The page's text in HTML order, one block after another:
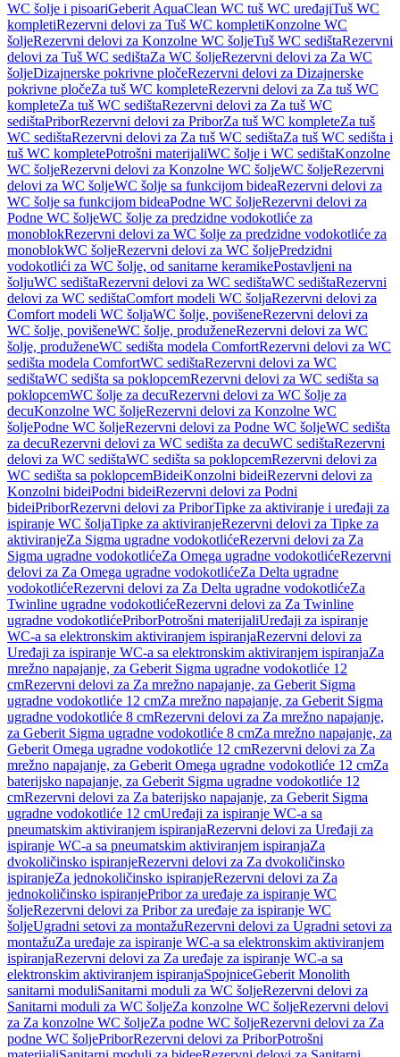
WC šolje i pisoariGeberit AquaClean WC tuš WC uređajiTuš WC
kompletiRezervni delovi za Tuš WC kompletiKonzolne WC
šoljeRezervni delovi za Konzolne WC šoljeTuš WC sedištaRezervni
delovi za Tuš WC sedištaZa WC šoljeRezervni delovi za Za WC
šoljeDizajnerske pokrivne pločeRezervni delovi za Dizajnerske
pokrivne pločeZa tuš WC kompleteRezervni delovi za Za tuš WC
kompleteZa tuš WC sedištaRezervni delovi za Za tuš WC
sedištaPriborRezervni delovi za PriborZa tuš WC kompleteZa tuš
WC sedištaRezervni delovi za Za tuš WC sedištaZa tuš WC sedišta i
tuš WC kompletePotrošni materijaliWC šolje i WC sedištaKonzolne
WC šoljeRezervni delovi za Konzolne WC šoljeWC šoljeRezervni
delovi za WC šoljeWC šolje sa funkcijom bideaRezervni delovi za
WC šolje sa funkcijom bideaPodne WC šoljeRezervni delovi za
Podne WC šoljeWC šolje za predzidne vodokotliće za
monoblokRezervni delovi za WC šolje za predzidne vodokotliće za
monoblokWC šoljeRezervni delovi za WC šoljePredzidni
vodokotlići za WC šolje, od sanitarne keramikePostavljeni na
šoljuWC sedištaRezervni delovi za WC sedištaWC sedištaRezervni
delovi za WC sedištaComfort modeli WC šoljaRezervni delovi za
Comfort modeli WC šoljaWC šolje, povišeneRezervni delovi za
WC šolje, povišeneWC šolje, produženeRezervni delovi za WC
šolje, produženeWC sedišta modela ComfortRezervni delovi za WC
sedišta modela ComfortWC sedištaRezervni delovi za WC
sedištaWC sedišta sa poklopcemRezervni delovi za WC sedišta sa
poklopcemWC šolje za decuRezervni delovi za WC šolje za
decuKonzolne WC šoljeRezervni delovi za Konzolne WC
šoljePodne WC šoljeRezervni delovi za Podne WC šoljeWC sedišta
za decuRezervni delovi za WC sedišta za decuWC sedištaRezervni
delovi za WC sedištaWC sedišta sa poklopcemRezervni delovi za
WC sedišta sa poklopcemBideiKonzolni bideiRezervni delovi za
Konzolni bideiPodni bideiRezervni delovi za Podni
bideiPriborRezervni delovi za PriborTipke za aktiviranje i uređaji za
ispiranje WC šoljaTipke za aktiviranjeRezervni delovi za Tipke za
aktiviranjeZa Sigma ugradne vodokotlićeRezervni delovi za Za
Sigma ugradne vodokotlićeZa Omega ugradne vodokotlićeRezervni
delovi za Za Omega ugradne vodokotlićeZa Delta ugradne
vodokotlićeRezervni delovi za Za Delta ugradne vodokotlićeZa
Twinline ugradne vodokotlićeRezervni delovi za Za Twinline
ugradne vodokotlićePriborPotrošni materijaliUređaji za ispiranje
WC-a sa elektronskim aktiviranjem ispiranjaRezervni delovi za
Uređaji za ispiranje WC-a sa elektronskim aktiviranjem ispiranjaZa
mrežno napajanje, za Geberit Sigma ugradne vodokotliće 12
cmRezervni delovi za Za mrežno napajanje, za Geberit Sigma
ugradne vodokotliće 12 cmZa mrežno napajanje, za Geberit Sigma
ugradne vodokotliće 8 cmRezervni delovi za Za mrežno napajanje,
za Geberit Sigma ugradne vodokotliće 8 cmZa mrežno napajanje, za
Geberit Omega ugradne vodokotliće 12 cmRezervni delovi za Za
mrežno napajanje, za Geberit Omega ugradne vodokotliće 12 cmZa
baterijsko napajanje, za Geberit Sigma ugradne vodokotliće 12
cmRezervni delovi za Za baterijsko napajanje, za Geberit Sigma
ugradne vodokotliće 12 cmUređaji za ispiranje WC-a sa
pneumatskim aktiviranjem ispiranjaRezervni delovi za Uređaji za
ispiranje WC-a sa pneumatskim aktiviranjem ispiranjaZa
dvokoličinsko ispiranjeRezervni delovi za Za dvokoličinsko
ispiranjeZa jednokoličinsko ispiranjeRezervni delovi za Za
jednokoličinsko ispiranjePribor za uređaje za ispiranje WC
šoljeRezervni delovi za Pribor za uređaje za ispiranje WC
šoljeUgradni setovi za montažuRezervni delovi za Ugradni setovi za
montažuZa uređaje za ispiranje WC-a sa elektronskim aktiviranjem
ispiranjaRezervni delovi za Za uređaje za ispiranje WC-a sa
elektronskim aktiviranjem ispiranjaSpojniceGeberit Monolith
sanitarni moduliSanitarni moduli za WC šoljeRezervni delovi za
Sanitarni moduli za WC šoljeZa konzolne WC šoljeRezervni delovi
za Za konzolne WC šoljeZa podne WC šoljeRezervni delovi za Za
podne WC šoljePriborRezervni delovi za PriborPotrošni